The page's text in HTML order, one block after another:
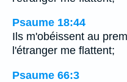
Psaume 18:44
Ils m'obéissent au
l'étranger me flattent;
Psaume 66:3